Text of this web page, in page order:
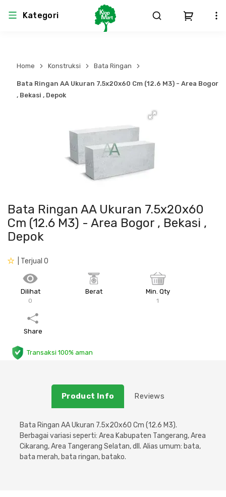
Kategori
Atap & Rangka
Dinding
Pintu, Jendela & Perlengkapan
Lantai
Aksesoris Dapur
Aksesoris Perabot
Atap & Lantai
Cat dan Kimia
Produk Teknikal & Kimia
Perlengkapan
Bekisting
Beton
Produk Pracetak
Semen & Sejenisnya
Sistem Pengudaraan
Sistem Penanggulangan Kebakaran
Sistem Pemipaan
Peralatan Utama
Lampu & Listrik
Home Konstruksi Bata Ringan
Bata Ringan AA Ukuran 7.5x20x60 Cm (12.6 M3) - Area Bogor
, Bekasi , Depok
Bata Ringan AA Ukuran 7.5x20x60
Cm (12.6 M3) - Area Bogor , Bekasi ,
Depok
| Terjual 0
Dilihat
0
Berat Min. Qty
1
Share
Transaksi 100% aman
Product Info Reviews
Bata Ringan AA Ukuran 7.5x20x60 Cm (12.6 M3).
Berbagai variasi seperti: Area Kabupaten Tangerang, Area
Cikarang, Area Tangerang Selatan, dll. Alias umum: bata,
bata merah, bata ringan, batako.